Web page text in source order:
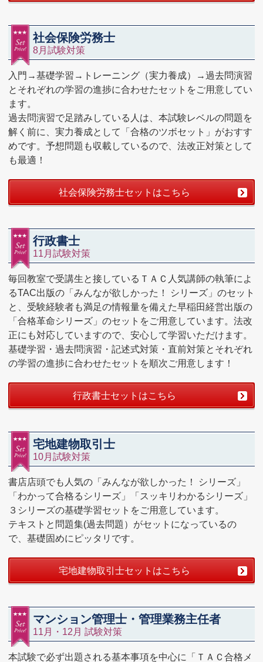
社会保険労務士
8月試験対策
入門→基礎学習→トレーニング（実力養成）→過去問演習
とそれぞれの学習の進捗に合わせたセットをご用意してい
ます。
過去問演習で足踏みしている人は、本試験レベルの問題を
解く前に、実力養成として「合格のツボセット」がおすす
めです。予想問題も収載しているので、法改正対策として
も最適！
社会保険労務士セットはこちら
行政書士
11月試験対策
毎回教室で受講生と接しているＴＡＣ人気講師の執筆によ
るTAC出版の「みんなが欲しかった！ シリーズ」のセット
と、受験経験者も満足の情報量を備えた早稲田経営出版の
「合格革命シリーズ」のセットをご用意しています。法改
正にも対応していますので、安心して学習いただけます。
基礎学習・過去問演習・記述式対策・直前対策とそれぞれ
の学習の進捗に合わせたセットを順次ご用意します！
行政書士セットはこちら
宅地建物取引士
10月試験対策
書店店頭でも人気の「みんなが欲しかった！ シリーズ」
「わかって合格るシリーズ」「スッキリわかるシリーズ」
３シリーズの基礎学習セットをご用意しています。
テキストと問題集(過去問題）がセットになっているの
で、基礎固めにピッタリです。
宅地建物取引士セットはこちら
マンション管理士・管理業務主任者
11月・12月 試験対策
本試験で必ず出題される基本事項を中心に「ＴＡＣ合格メ